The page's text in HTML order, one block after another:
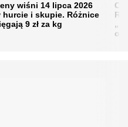
wiśni 14 lipca 2026
hurcie i skupie. Różnice
9 zł za kg